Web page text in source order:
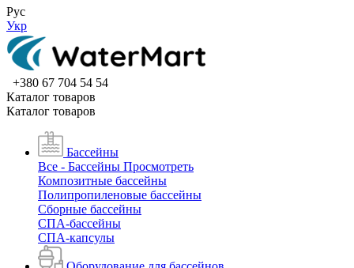
Рус
Укр
+380 67 704 54 54
Каталог товаров
Каталог товаров
Бассейны
Все - Бассейны Просмотреть
Композитные бассейны
Полипропиленовые бассейны
Сборные бассейны
СПА-бассейны
СПА-капсулы